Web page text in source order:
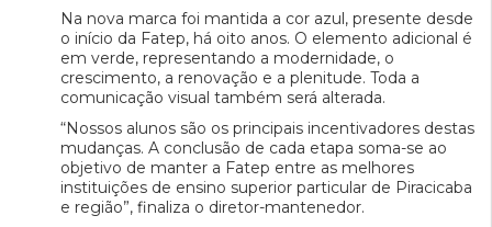
Na nova marca foi mantida a cor azul, presente desde
o início da Fatep, há oito anos. O elemento adicional é
em verde, representando a modernidade, o
crescimento, a renovação e a plenitude. Toda a
comunicação visual também será alterada.
“Nossos alunos são os principais incentivadores destas
mudanças. A conclusão de cada etapa soma-se ao
objetivo de manter a Fatep entre as melhores
instituições de ensino superior particular de Piracicaba
e região”, finaliza o diretor-mantenedor.